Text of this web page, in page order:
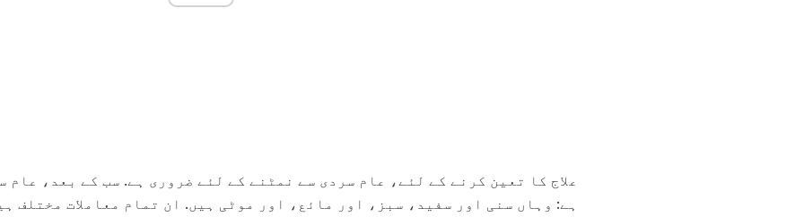
علاج کا تعین کرنے کے لئے، عام سردی سے نمٹنے کے لئے ضروری ہے. سب کے بعد، عام
ہے: وہاں سنی اور سفید، سبز، اور مائع، اور موٹی ہیں. ان تمام معاملات مختلف